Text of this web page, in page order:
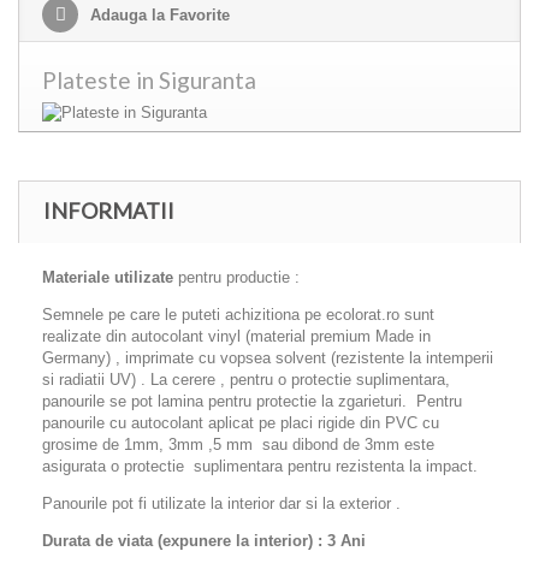
Adauga la Favorite
Plateste in Siguranta
INFORMATII
Materiale utilizate pentru productie :
Semnele pe care le puteti achizitiona pe ecolorat.ro sunt
realizate din autocolant vinyl (material premium Made in
Germany) , imprimate cu vopsea solvent (rezistente la intemperii
si radiatii UV) . La cerere , pentru o protectie suplimentara,
panourile se pot lamina pentru protectie la zgarieturi. Pentru
panourile cu autocolant aplicat pe placi rigide din PVC cu
grosime de 1mm, 3mm ,5 mm sau dibond de 3mm este
asigurata o protectie suplimentara pentru rezistenta la impact.
Panourile pot fi utilizate la interior dar si la exterior .
Durata de viata (expunere la interior) : 3 Ani